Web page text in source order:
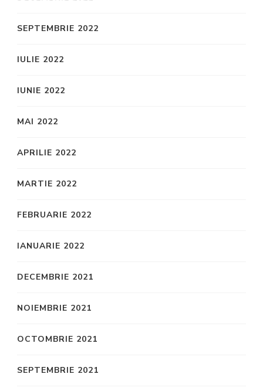
SEPTEMBRIE 2022
IULIE 2022
IUNIE 2022
MAI 2022
APRILIE 2022
MARTIE 2022
FEBRUARIE 2022
IANUARIE 2022
DECEMBRIE 2021
NOIEMBRIE 2021
OCTOMBRIE 2021
SEPTEMBRIE 2021